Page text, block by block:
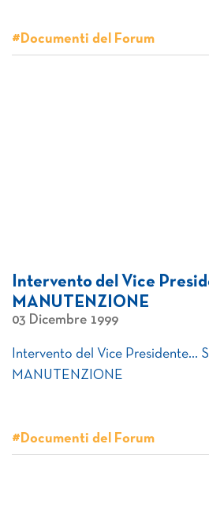
#Documenti del Forum
Intervento del Vice
MANUTENZIONE
03 Dicembre 1999
Intervento del Vice Presidente…
MANUTENZIONE
#Documenti del Forum